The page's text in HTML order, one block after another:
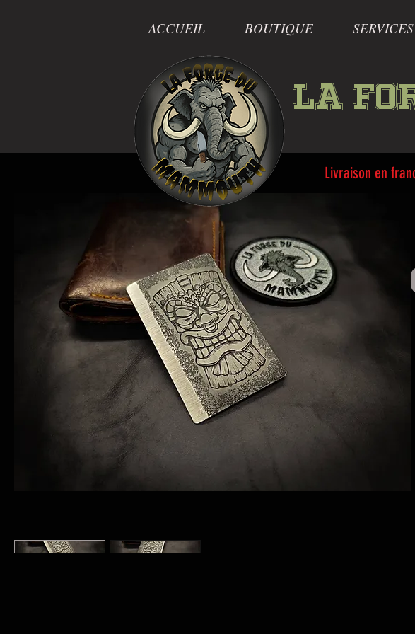
ACCUEIL BOUTIQUE
La
Livraison en